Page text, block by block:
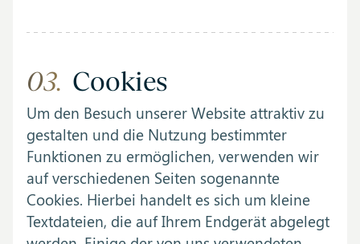
03. Cookies
Um den Besuch unserer Website attraktiv zu
gestalten und die Nutzung bestimmter
Funktionen zu ermöglichen, verwenden wir
auf verschiedenen Seiten sogenannte
Cookies. Hierbei handelt es sich um kleine
Textdateien, die auf Ihrem Endgerät abgelegt